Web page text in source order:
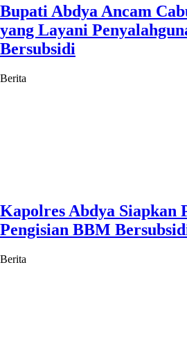
Bupati Abdya Ancam
yang Layani
Bersubsidi
Berita
Kapolres Abdya Siapkan
Pengisian BBM
Berita